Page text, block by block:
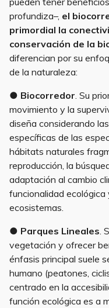
profundiza–, el
primordial la
conservación de la
diferencian por su
de la naturaleza:
● Biocorredor. Su
movimiento y la
diseña considerando
específicas de las
hábitats naturales
reproducción, la
adaptación al cambio
funcionalidad ecológica
ecosistemas.
● Parques Lineales.
vegetación y ofrecer
énfasis principal suele
humano (peatones,
centrado en la
función ecológica es a